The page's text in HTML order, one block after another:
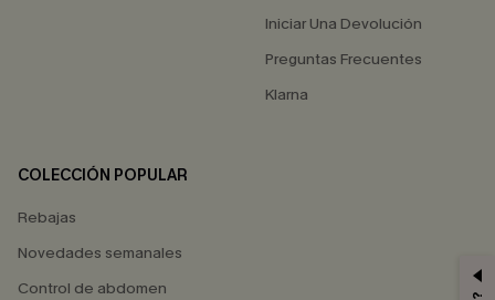
Iniciar Una Devolución
Preguntas Frecuentes
Klarna
COLECCIÓN POPULAR
Rebajas
Novedades semanales
Control de abdomen